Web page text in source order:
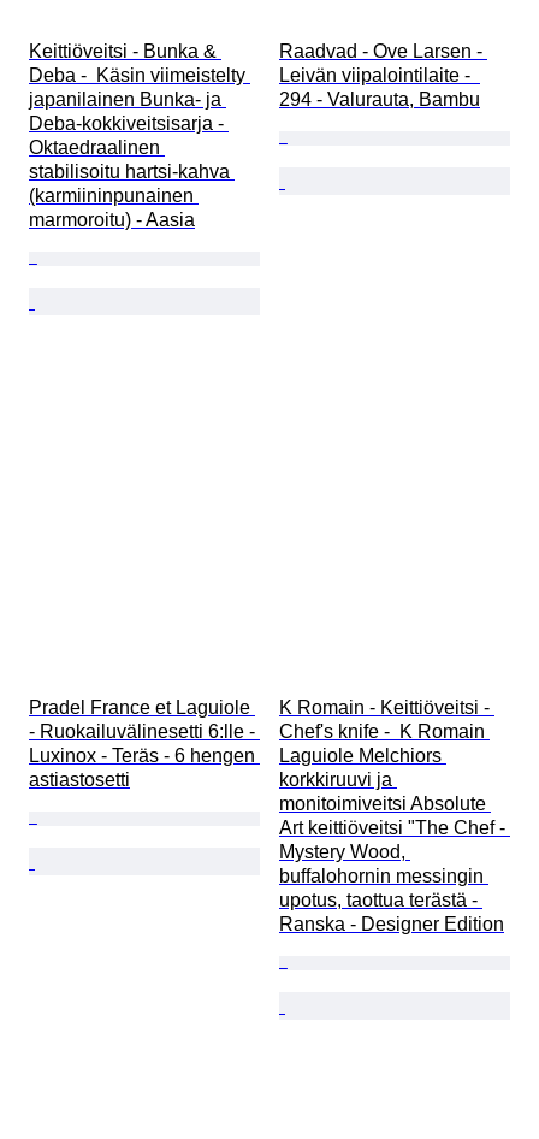
Keittiöveitsi - Bunka &
Deba -  Käsin viimeistelty
japanilainen Bunka- ja
Deba-kokkiveitsisarja -
Oktaedraalinen
stabilisoitu hartsi-kahva
(karmiininpunainen
marmoroitu) - Aasia
Raadvad - Ove Larsen -
Leivän viipalointilaite -
294 - Valurauta, Bambu
Pradel France et Laguiole
- Ruokailuvälinesetti 6:lle -
Luxinox - Teräs - 6 hengen
astiastosetti
K Romain - Keittiöveitsi -
Chef's knife -  K Romain
Laguiole Melchiors
korkkiruuvi ja
monitoimiveitsi Absolute
Art keittiöveitsi "The Chef -
Mystery Wood,
buffalohornin messingin
upotus, taottua terästä -
Ranska - Designer Edition